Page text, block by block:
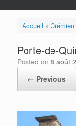
Accueil » Crémieu
Porte-de-
Posted on 8 août
← Previous